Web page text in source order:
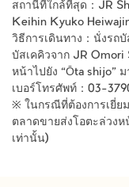
สถานีที่ใกล้ที่สุด：JR
Keihin Kyuko
วิธีการเดินทาง：นั่งรถ
บัสเคคิวจาก JR Omori
หน้าไปยัง “Ōta shijo”
เบอร์โทรศัพท์：03-
※ ในกรณีที่ต้องการเยี่ย
ตลาดขายส่งโอตะล่วง
เท่านั้น)